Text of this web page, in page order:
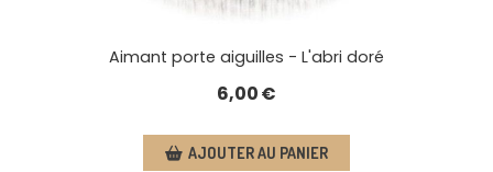
Aimant porte aiguilles - L'abri doré
6,00€
AJOUTER AU PANIER